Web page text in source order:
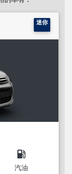
迷你
local_gas_station
汽油